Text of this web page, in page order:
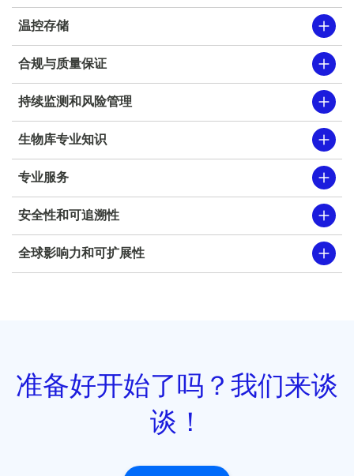
温控存储
合规与质量保证
持续监测和风险管理
生物库专业知识
专业服务
安全性和可追溯性
全球影响力和可扩展性
准备好开始了吗？我们来谈
谈！